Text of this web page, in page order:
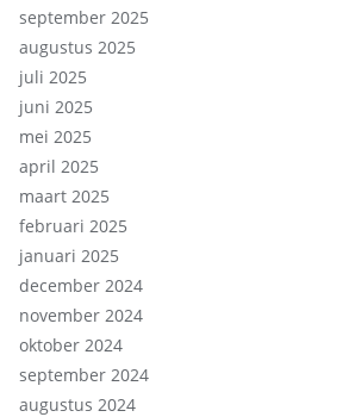
september 2025
augustus 2025
juli 2025
juni 2025
mei 2025
april 2025
maart 2025
februari 2025
januari 2025
december 2024
november 2024
oktober 2024
september 2024
augustus 2024